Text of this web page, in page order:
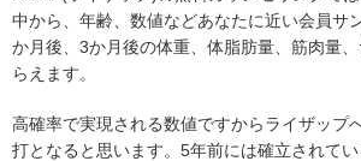
中から、年齢、数値などあなたに近い会員サ
か月後、3か月後の体重、体脂肪量、筋肉量
らえます。
高確率で実現される数値ですからライザップ
打となると思います。5年前には確立されてい